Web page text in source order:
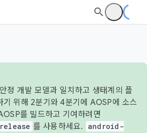
정 개발 모델과 일치하고 생태계의 플
기 위해 2분기와 4분기에 AOSP에 소스
를 빌드하고 기여하려면
를 사용하세요.
android-